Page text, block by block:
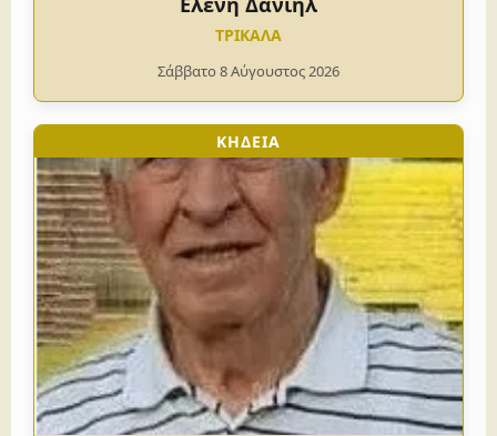
ΤΡΙΚΑΛΑ
Σάββατο 8 Αύγουστος 2026
ΚΗΔΕΙΑ